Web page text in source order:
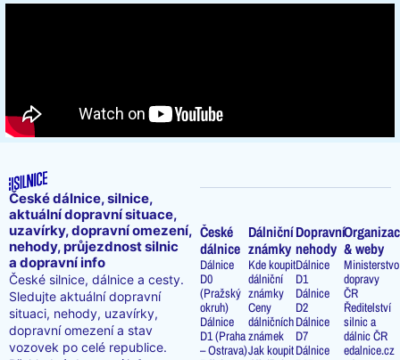
České dálnice, silnice,
aktuální dopravní situace,
uzavírky, dopravní omezení,
nehody, průjezdnost silnic
a dopravní info
České silnice, dálnice a cesty.
Sledujte aktuální dopravní
situaci, nehody, uzavírky,
dopravní omezení a stav
vozovek po celé republice.
České
dálnice
Dálnice
D0
(Pražský
okruh)
Dálnice
D1 (Praha
– Ostrava)
Dálniční
známky
Kde koupit
dálniční
známky
Ceny
dálničních
známek
Jak koupit
Dopravní
nehody
Dálnice
D1
Dálnice
D2
Dálnice
D7
Dálnice
& weby
Ministerstvo
dopravy
ČR
Ředitelství
silnic a
dálnic ČR
edalnice.cz